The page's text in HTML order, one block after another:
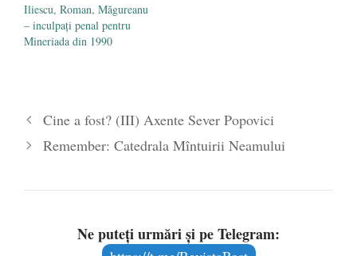
Iliescu, Roman, Măgureanu
– inculpați penal pentru
Mineriada din 1990
Cine a fost? (III) Axente Sever Popovici
Remember: Catedrala Mîntuirii Neamului
Ne puteți urmări și pe Telegram: